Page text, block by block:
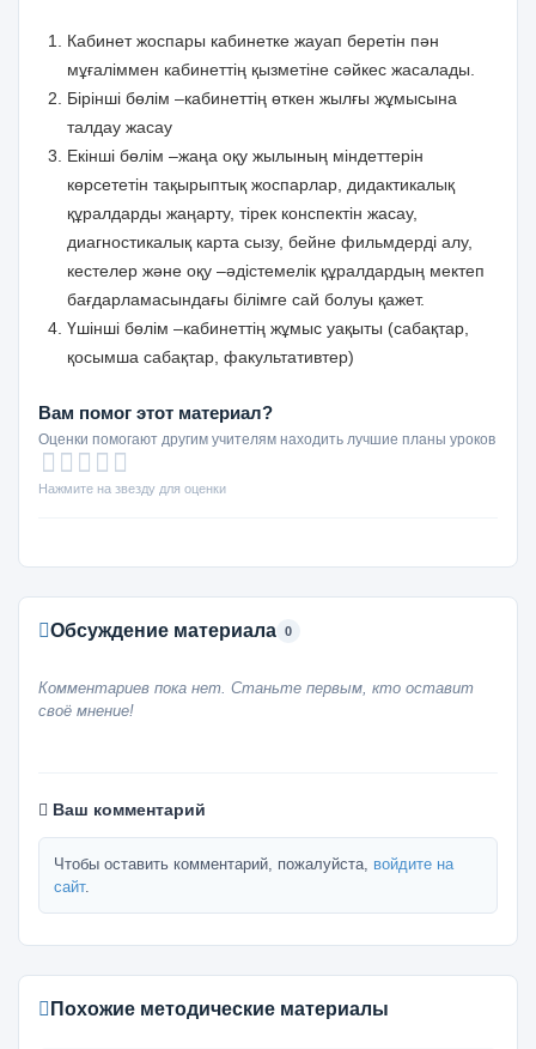
Кабинет жоспары кабинетке жауап беретін пән
мұғаліммен кабинеттің қызметіне сәйкес жасалады.
Бірінші бөлім –кабинеттің өткен жылғы жұмысына
талдау жасау
Екінші бөлім –жаңа оқу жылының міндеттерін
көрсететін тақырыптық жоспарлар, дидактикалық
құралдарды жаңарту, тірек конспектін жасау,
диагностикалық карта сызу, бейне фильмдерді алу,
кестелер және оқу –әдістемелік құралдардың мектеп
бағдарламасындағы білімге сай болуы қажет.
Үшінші бөлім –кабинеттің жұмыс уақыты (сабақтар,
қосымша сабақтар, факультативтер)
Вам помог этот материал?
Оценки помогают другим учителям находить лучшие планы уроков
Нажмите на звезду для оценки
Обсуждение материала 0
Комментариев пока нет. Станьте первым, кто оставит
своё мнение!
Ваш комментарий
Чтобы оставить комментарий, пожалуйста, войдите на
сайт.
Похожие методические материалы